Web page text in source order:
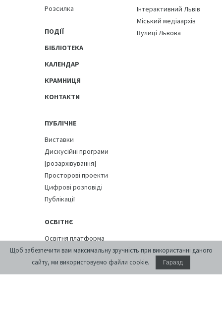
Розсилка
ПОДІЇ
БІБЛІОТЕКА
КАЛЕНДАР
КРАМНИЦЯ
КОНТАКТИ
Інтерактивний Львів
Міський медіаархів
Вулиці Львова
ПУБЛІЧНЕ
Виставки
Дискусійні програми
[розархівування]
Просторові проекти
Цифрові розповіді
Публікації
ОСВІТНЄ
Освітня платформа
Літні школи
Курси
Щоб забезпечити вам максимальну зручність при використанні даного
сайту, ми використовуємо файли cookie.
Гаразд